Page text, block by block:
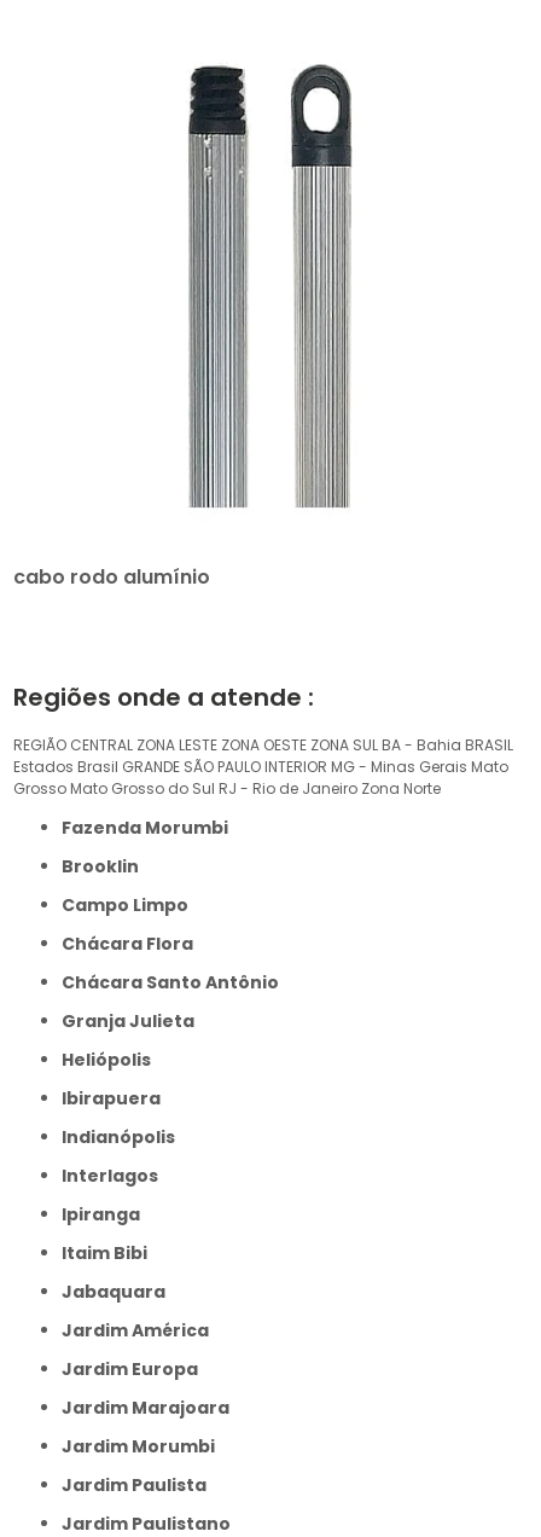
cabo rodo alumínio
Regiões onde a atende :
REGIÃO CENTRAL ZONA LESTE ZONA OESTE ZONA SUL BA - Bahia BRASIL
Estados Brasil GRANDE SÃO PAULO INTERIOR MG - Minas Gerais Mato
Grosso Mato Grosso do Sul RJ - Rio de Janeiro Zona Norte
Fazenda Morumbi
Brooklin
Campo Limpo
Chácara Flora
Chácara Santo Antônio
Granja Julieta
Heliópolis
Ibirapuera
Indianópolis
Interlagos
Ipiranga
Itaim Bibi
Jabaquara
Jardim América
Jardim Europa
Jardim Marajoara
Jardim Morumbi
Jardim Paulista
Jardim Paulistano